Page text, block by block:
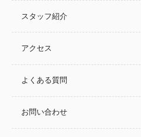
スタッフ紹介
アクセス
よくある質問
お問い合わせ